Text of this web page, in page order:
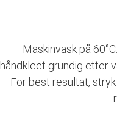
Maskinvask på
håndkleet grundig etter
For best resultat,